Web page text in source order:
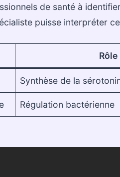
de santé à
puisse interpréter
Rôle
Synthèse de la
Régulation bactérienne